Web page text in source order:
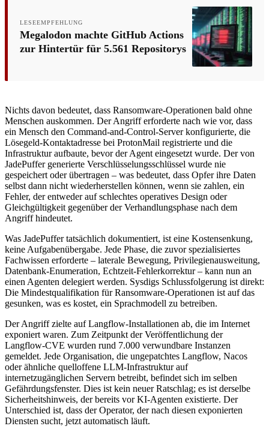
LESEEMPFEHLUNG
Megalodon machte GitHub Actions
zur Hintertür für 5.561 Repositorys
Nichts davon bedeutet, dass Ransomware-Operationen bald ohne
Menschen auskommen. Der Angriff erforderte nach wie vor, dass
ein Mensch den Command-and-Control-Server konfigurierte, die
Lösegeld-Kontaktadresse bei ProtonMail registrierte und die
Infrastruktur aufbaute, bevor der Agent eingesetzt wurde. Der von
JadePuffer generierte Verschlüsselungsschlüssel wurde nie
gespeichert oder übertragen – was bedeutet, dass Opfer ihre Daten
selbst dann nicht wiederherstellen können, wenn sie zahlen, ein
Fehler, der entweder auf schlechtes operatives Design oder
Gleichgültigkeit gegenüber der Verhandlungsphase nach dem
Angriff hindeutet.
Was JadePuffer tatsächlich dokumentiert, ist eine Kostensenkung,
keine Aufgabenübergabe. Jede Phase, die zuvor spezialisiertes
Fachwissen erforderte – laterale Bewegung, Privilegienausweitung,
Datenbank-Enumeration, Echtzeit-Fehlerkorrektur – kann nun an
einen Agenten delegiert werden. Sysdigs Schlussfolgerung ist direkt:
Die Mindestqualifikation für Ransomware-Operationen ist auf das
gesunken, was es kostet, ein Sprachmodell zu betreiben.
Der Angriff zielte auf Langflow-Installationen ab, die im Internet
exponiert waren. Zum Zeitpunkt der Veröffentlichung der
Langflow-CVE wurden rund 7.000 verwundbare Instanzen
gemeldet. Jede Organisation, die ungepatchtes Langflow, Nacos
oder ähnliche quelloffene LLM-Infrastruktur auf
internetzugänglichen Servern betreibt, befindet sich im selben
Gefährdungsfenster. Dies ist kein neuer Ratschlag; es ist derselbe
Sicherheitshinweis, der bereits vor KI-Agenten existierte. Der
Unterschied ist, dass der Operator, der nach diesen exponierten
Diensten sucht, jetzt automatisch läuft.